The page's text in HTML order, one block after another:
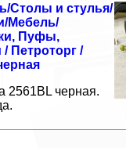
Столы и стулья/
Мебель/
Пуфы,
Петроторг /
2561BL черная.